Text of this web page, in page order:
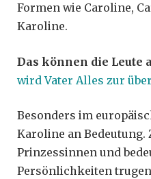
Formen wie Caroline,
Karoline.
Das können die Leute
wird Vater Alles zur
Besonders im
Karoline an
Prinzessinnen und
Persönlichkeiten